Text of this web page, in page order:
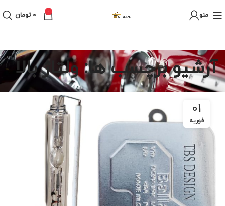
منو 0
0 تومان
آرشیو برچسب ها: ولتاژ بالا
01
فوریه